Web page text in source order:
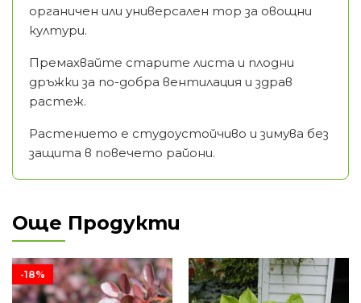
органичен или универсален тор за овощни
култури.
Премахвайте старите листа и плодни
дръжки за по-добра вентилация и здрав
растеж.
Растението е студоустойчиво и зимува без
защита в повечето райони.
Още Продукти
-18%